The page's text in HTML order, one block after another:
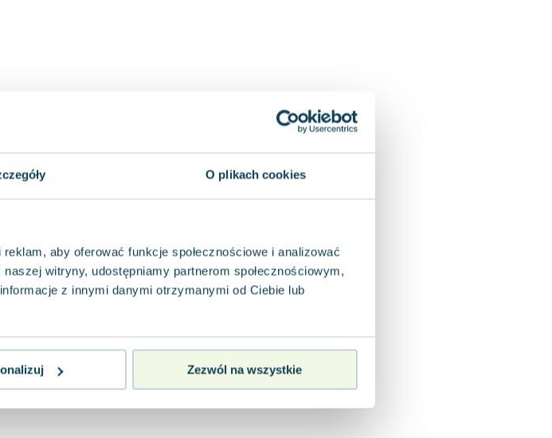
O plikach cookies
aby oferować funkcje społecznościowe i analizować
witryny, udostępniamy partnerom społecznościowym,
z innymi danymi otrzymanymi od Ciebie lub
Zezwól na wszystkie